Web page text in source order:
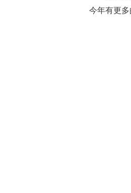
今年有更